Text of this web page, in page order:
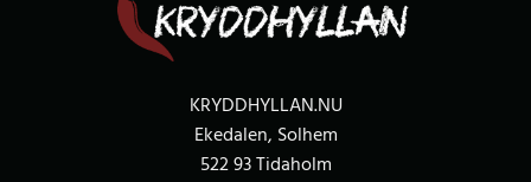
KRYDDHYLLAN.NU
Ekedalen, Solhem
522 93 Tidaholm